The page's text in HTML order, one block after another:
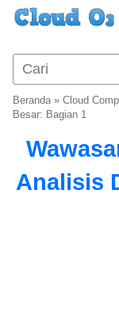
Beranda» Cloud
Besar: Bagian 1
Analisis